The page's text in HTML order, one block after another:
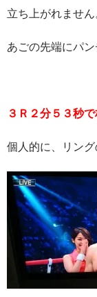
立ち上がれません
あごの先端にパ
３Ｒ２分５３秒
個人的に、リン